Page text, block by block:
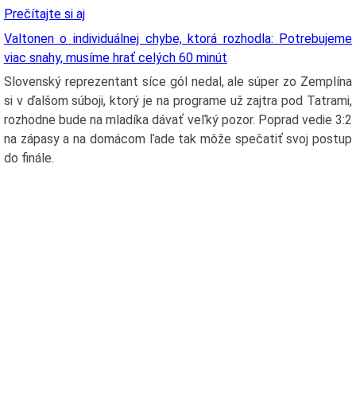
Prečítajte si aj
Valtonen o individuálnej chybe, ktorá rozhodla: Potrebujeme
viac snahy, musíme hrať celých 60 minút
Slovenský reprezentant síce gól nedal, ale súper zo Zemplína
si v ďalšom súboji, ktorý je na programe už zajtra pod Tatrami,
rozhodne bude na mladíka dávať veľký pozor. Poprad vedie 3:2
na zápasy a na domácom ľade tak môže spečatiť svoj postup
do finále.